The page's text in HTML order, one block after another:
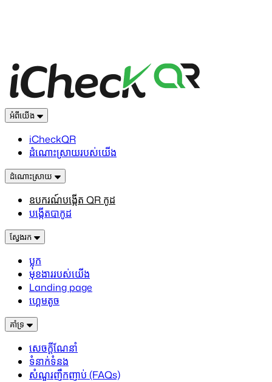
អំពីយើង
iCheckQR
ដំណោះស្រាយរបស់យើង
ដំណោះស្រាយ
ឧបករណ៍បង្កើត QR កូដ
បង្កើតបាកូដ
ស្វែងរក
ប្លុក
មុខងាររបស់យើង
Landing page
ហ្គេមតូច
គាំទ្រ
សេចក្តីណែនាំ
ទំនាក់ទំនង
សំណួរញឹកញាប់ (FAQs)